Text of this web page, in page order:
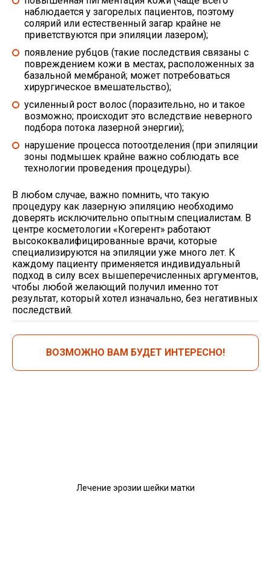
наблюдается у загорелых пациентов, поэтому
солярий или естественный загар крайне не
приветствуются при эпиляции лазером);
появление рубцов (такие последствия связаны с
повреждением кожи в местах, расположенных за
базальной мембраной; может потребоваться
хирургическое вмешательство);
усиленный рост волос (поразительно, но и такое
возможно; происходит это вследствие неверного
подбора потока лазерной энергии);
нарушение процесса потоотделения (при эпиляции
зоны подмышек крайне важно соблюдать все
технологии проведения процедуры).
В любом случае, важно помнить, что такую
процедуру как лазерную эпиляцию необходимо
доверять исключительно опытным специалистам. В
центре косметологии «Когерент» работают
высококвалифицированные врачи, которые
специализируются на эпиляции уже много лет. К
каждому пациенту применяется индивидуальный
подход в силу всех вышеперечисленных аргументов,
чтобы любой желающий получил именно тот
результат, который хотел изначально, без негативных
последствий.
ВОЗМОЖНО ВАМ БУДЕТ ИНТЕРЕСНО!
Лечение эрозии шейки матки